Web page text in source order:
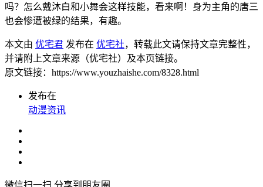
吗？怎么戴沐白和小舞会这样技能，看来啊！身为主角的唐三
也会惨遭被绿的结果，有趣。
本文由 优宅君 发布在 优宅社，转载此文请保持文章完整性，
并请附上文章来源（优宅社）及本页链接。
原文链接：https://www.youzhaishe.com/8328.html
发布在
动漫资讯
微信扫一扫,分享到朋友圈